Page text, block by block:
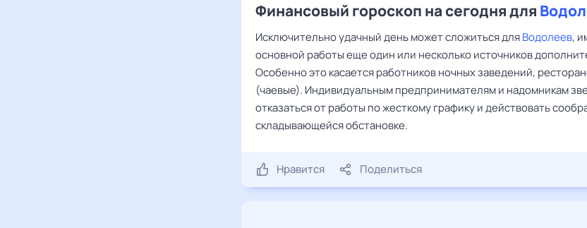
Финансовый гороскоп на сегодня для
Исключительно удачный день может сложиться дляВодолеев,
основной работы еще один или несколько источников
Особенно это касается работников ночных заведений,
(чаевые). Индивидуальным предпринимателям и надомникам
отказаться от работы по жесткому графику и действовать
складывающейся обстановке.
Нравится Поделиться